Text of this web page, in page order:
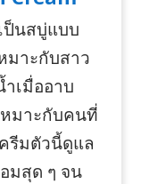
ป็นสบู่แบบ
มาะกับสาว
เมื่ออาบ
หมาะกับคนที่
รีมตัวนี้ดูแล
มสุด ๆ จน